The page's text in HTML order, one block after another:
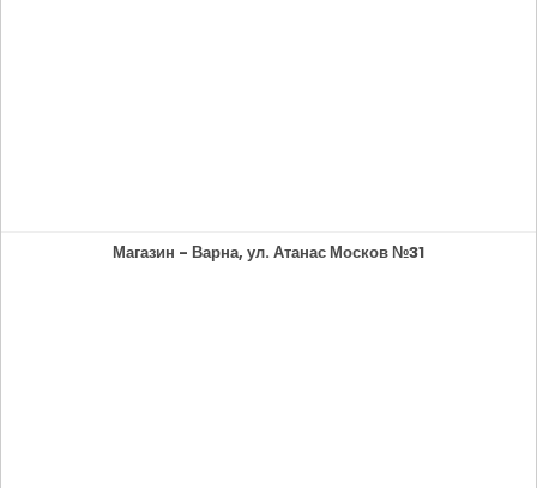
Магазин - Варна, ул. Атанас Москов №31